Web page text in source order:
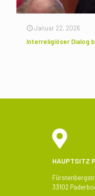
Januar 22, 2026
Interreligiöser Dialog
HAUPTSITZ
33102